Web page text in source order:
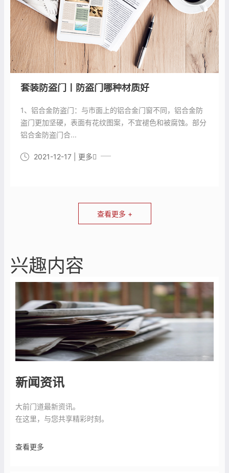
套装防盗门丨防盗门哪种材质好
1、铝合金防盗门：与市面上的铝合金门窗不同，铝合金防
盗门更加坚硬，表面有花纹图案，不宜褪色和被腐蚀。部分
铝合金防盗门合...
2021-12-17 | 更多
查看更多 +
兴趣内容
新闻资讯
大前门道最新资讯。
在这里，与您共享精彩时刻。
查看更多